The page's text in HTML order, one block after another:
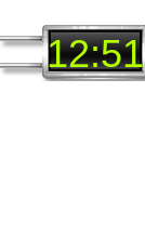
12:51